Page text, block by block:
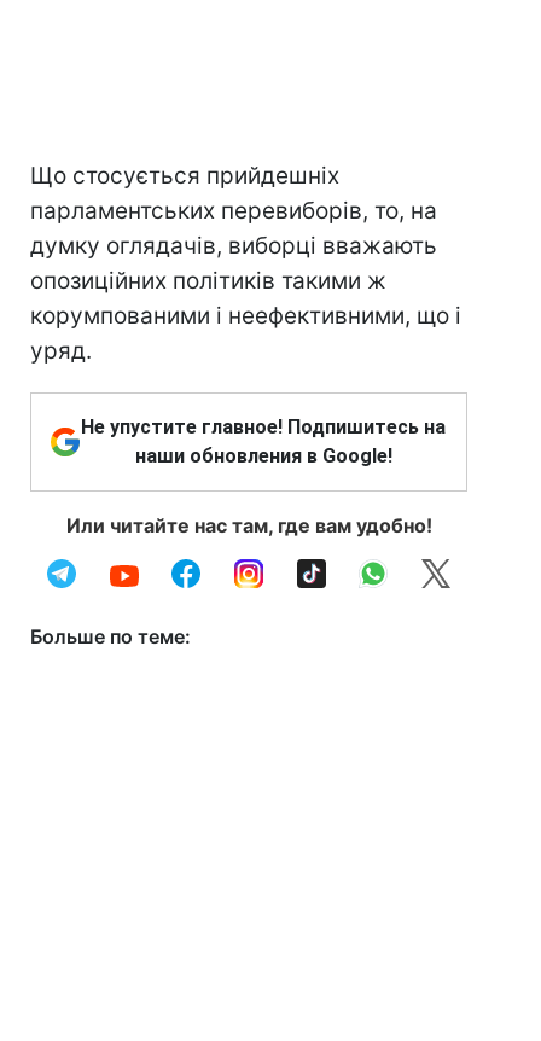
Що стосується прийдешніх
парламентських перевиборів, то, на
думку оглядачів, виборці вважають
опозиційних політиків такими ж
корумпованими і неефективними, що і
уряд.
Не упустите главное! Подпишитесь на
наши обновления в Google!
Или читайте нас там, где вам удобно!
Больше по теме: